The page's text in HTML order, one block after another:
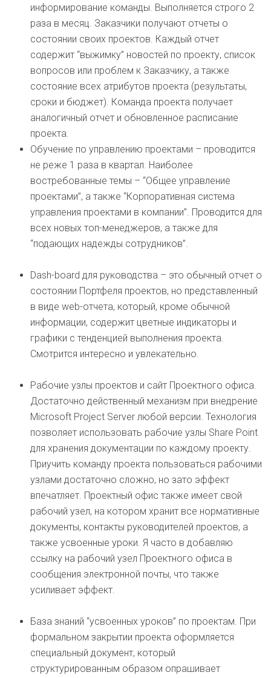
информирование команды. Выполняется строго 2
раза в месяц. Заказчики получают отчеты о
состоянии своих проектов. Каждый отчет
содержит “выжимку” новостей по проекту, список
вопросов или проблем к Заказчику, а также
состояние всех атрибутов проекта (результаты,
сроки и бюджет). Команда проекта получает
аналогичный отчет и обновленное расписание
проекта.
Обучение по управлению проектами – проводится
не реже 1 раза в квартал. Наиболее
востребованные темы – “Общее управление
проектами”, а также “Корпоративная система
управления проектами в компании”. Проводится для
всех новых топ-менеджеров, а также для
“подающих надежды сотрудников”.
Dash-board для руководства – это обычный отчет о
состоянии Портфеля проектов, но представленный
в виде web-отчета, который, кроме обычной
информации, содержит цветные индикаторы и
графики с тенденцией выполнения проекта.
Смотрится интересно и увлекательно.
Рабочие узлы проектов и сайт Проектного офиса.
Достаточно действенный механизм при внедрение
Microsoft Project Server любой версии. Технология
позволяет использовать рабочие узлы Share Point
для хранения документации по каждому проекту.
Приучить команду проекта пользоваться рабочими
узлами достаточно сложно, но зато эффект
впечатляет. Проектный офис также имеет свой
рабочий узел, на котором хранит все нормативные
документы, контакты руководителей проектов, а
также усвоенные уроки. Я часто в добавляю
ссылку на рабочий узел Проектного офиса в
сообщения электронной почты, что также
усиливает эффект.
База знаний “усвоенных уроков” по проектам. При
формальном закрытии проекта оформляется
специальный документ, который
структурированным образом опрашивает